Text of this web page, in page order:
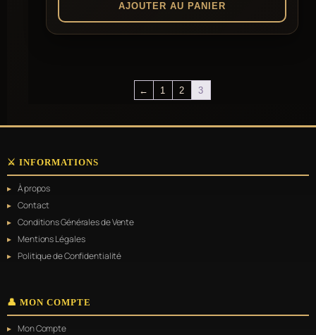
AJOUTER AU PANIER
← 1 2 3
⚔️ INFORMATIONS
À propos
Contact
Conditions Générales de Vente
Mentions Légales
Politique de Confidentialité
👤 MON COMPTE
Mon Compte